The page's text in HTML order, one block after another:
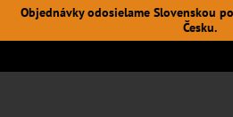
Objednávky odosielame Slovenskou
Česku.